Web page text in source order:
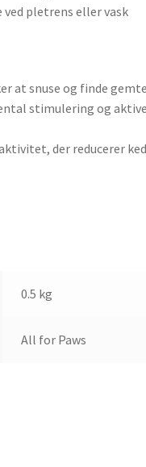
pletrens eller vask
at snuse og finde
stimulering og
der reducerer
0.5 kg
All for Paws